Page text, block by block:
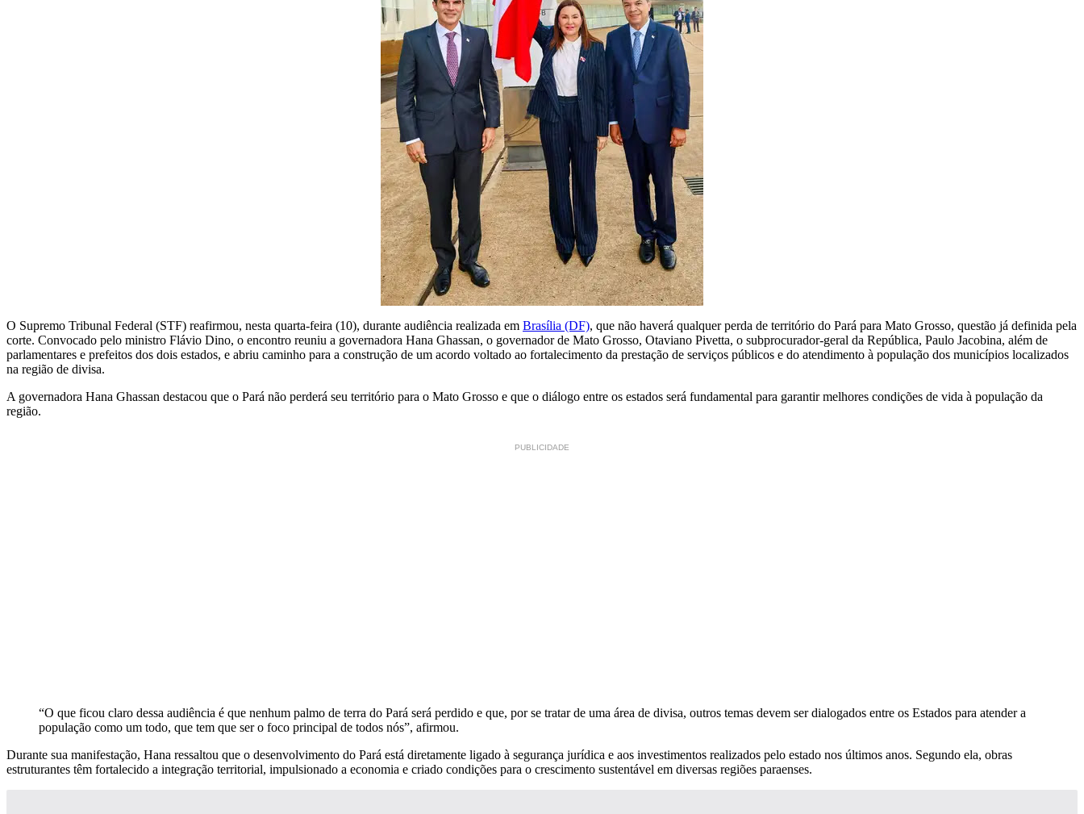
O Supremo Tribunal Federal (STF) reafirmou, nesta quarta-feira (10), durante audiência realizada em Brasília (DF), que não haverá qualquer perda de território do Pará para Mato Grosso, questão já definida pela
corte. Convocado pelo ministro Flávio Dino, o encontro reuniu a governadora Hana Ghassan, o governador de Mato Grosso, Otaviano Pivetta, o subprocurador-geral da República, Paulo Jacobina, além de
parlamentares e prefeitos dos dois estados, e abriu caminho para a construção de um acordo voltado ao fortalecimento da prestação de serviços públicos e do atendimento à população dos municípios localizados
na região de divisa.
A governadora Hana Ghassan destacou que o Pará não perderá seu território para o Mato Grosso e que o diálogo entre os estados será fundamental para garantir melhores condições de vida à população da
região.
PUBLICIDADE
“O que ficou claro dessa audiência é que nenhum palmo de terra do Pará será perdido e que, por se tratar de uma área de divisa, outros temas devem ser dialogados entre os Estados para atender a
população como um todo, que tem que ser o foco principal de todos nós”, afirmou.
Durante sua manifestação, Hana ressaltou que o desenvolvimento do Pará está diretamente ligado à segurança jurídica e aos investimentos realizados pelo estado nos últimos anos. Segundo ela, obras
estruturantes têm fortalecido a integração territorial, impulsionado a economia e criado condições para o crescimento sustentável em diversas regiões paraenses.